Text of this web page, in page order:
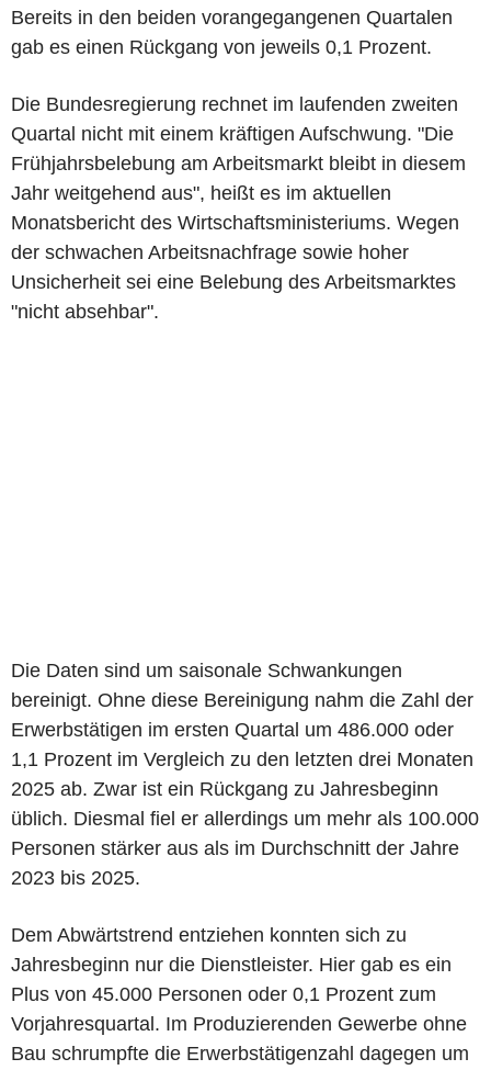
Bereits in den beiden vorangegangenen Quartalen
gab es einen Rückgang von jeweils 0,1 Prozent.
Die Bundesregierung rechnet im laufenden zweiten
Quartal nicht mit einem kräftigen Aufschwung. "Die
Frühjahrsbelebung am Arbeitsmarkt bleibt in diesem
Jahr weitgehend aus", heißt es im aktuellen
Monatsbericht des Wirtschaftsministeriums. Wegen
der schwachen Arbeitsnachfrage sowie hoher
Unsicherheit sei eine Belebung des Arbeitsmarktes
"nicht absehbar".
Die Daten sind um saisonale Schwankungen
bereinigt. Ohne diese Bereinigung nahm die Zahl der
Erwerbstätigen im ersten Quartal um 486.000 oder
1,1 Prozent im Vergleich zu den letzten drei Monaten
2025 ab. Zwar ist ein Rückgang zu Jahresbeginn
üblich. Diesmal fiel er allerdings um mehr als 100.000
Personen stärker aus als im Durchschnitt der Jahre
2023 bis 2025.
Dem Abwärtstrend entziehen konnten sich zu
Jahresbeginn nur die Dienstleister. Hier gab es ein
Plus von 45.000 Personen oder 0,1 Prozent zum
Vorjahresquartal. Im Produzierenden Gewerbe ohne
Bau schrumpfte die Erwerbstätigenzahl dagegen um